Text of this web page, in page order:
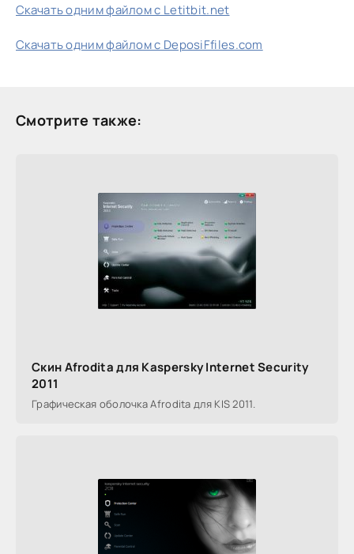
Скачать одним файлом с Letitbit.net
Скачать одним файлом с DeposiFfiles.com
Смотрите также:
Скин Afrodita для Kaspersky Internet Security
2011
Графическая оболочка Afrodita для KIS 2011.